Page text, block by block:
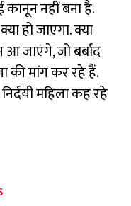
नहीं बना है.
हो जाएगा. क्या
जाएंगे, जो बर्बाद
की मांग कर रहे हैं.
महिला कह रहे